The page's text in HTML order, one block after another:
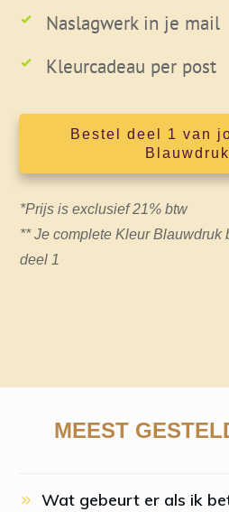
Naslagwerk in je mail
Kleurcadeau per post
Bestel deel 1 van
Blauwdruk
*Prijs is exclusief 21% btw
** Je complete Kleur Blauwdruk
deel 1
MEEST
Wat gebeurt er als ik